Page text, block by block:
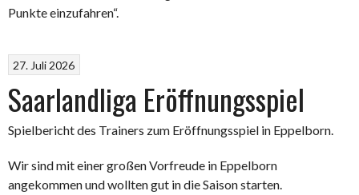
Punkte einzufahren“.
27. Juli 2026
Saarlandliga Eröffnungsspiel
Spielbericht des Trainers zum Eröffnungsspiel in Eppelborn.
Wir sind mit einer großen Vorfreude in Eppelborn
angekommen und wollten gut in die Saison starten.